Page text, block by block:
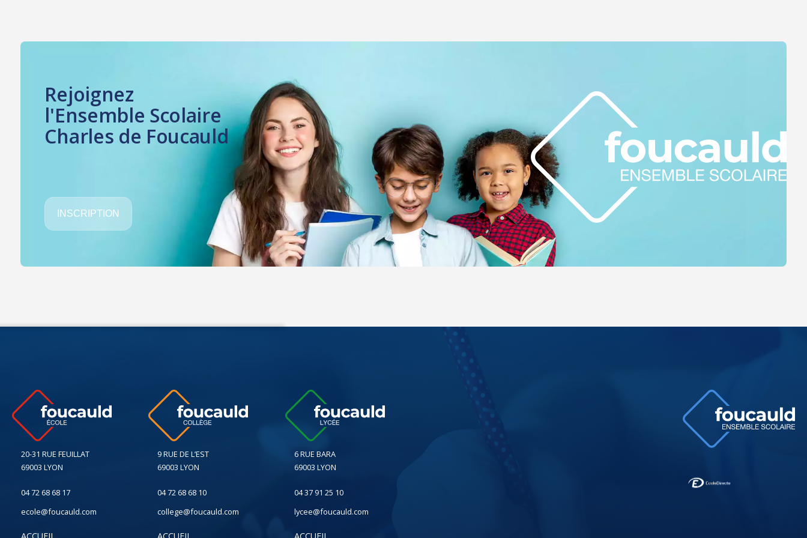
Rejoignez
l'Ensemble Scolaire
Charles de Foucauld
INSCRIPTION
20-31 RUE FEUILLAT
69003 LYON
04 72 68 68 17
ecole@foucauld.com
9 RUE DE L’EST
69003 LYON
04 72 68 68 10
college@foucauld.com
6 RUE BARA
69003 LYON
04 37 91 25 10
lycee@foucauld.com